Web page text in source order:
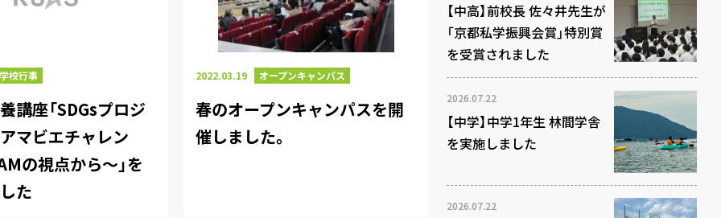
学校行事
講座「SDGsプロジ
マビエチャレン
の視点から～」を
た
2022.03.19 オープンキャンパス
春のオープンキャンパスを開
催しました。
【中高】前校長 佐々井先生が
「京都私学振興会賞」特別賞
を受賞されました
2026.07.22
【中学】中学1年生 林間学舎
を実施しました
2026.07.22